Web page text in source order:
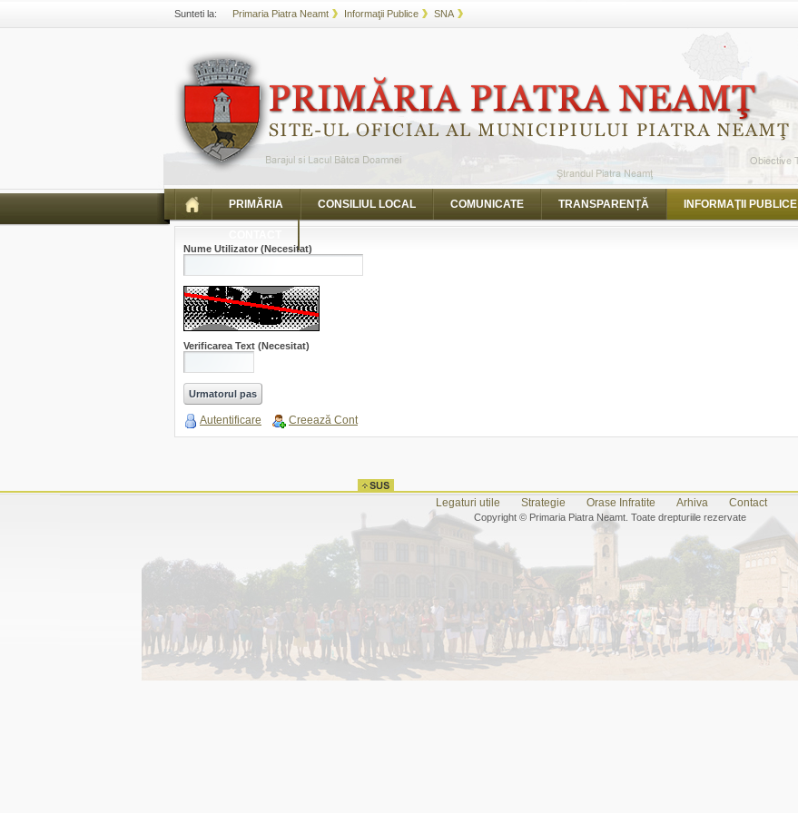
Sunteti la: Primaria Piatra Neamt Informaţii Publice SNA
PRIMĂRIA CONSILIUL LOCAL COMUNICATE TRANSPARENȚĂ INFORMAŢII PUBLICE
Nume Utilizator (Necesitat)
Verificarea Text (Necesitat)
Autentificare Creează Cont
Legaturi utile Strategie Orase Infratite Arhiva Contact
Copyright © Primaria Piatra Neamt. Toate drepturiile rezervate